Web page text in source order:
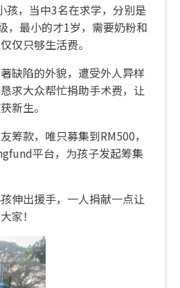
孩，当中3名在求学，分别是
，最小的才1岁，需要奶粉和
仅只够生活费。
缺陷的外貌，遭受外人异样
求大众帮忙捐助手术费，让
新生。
筹款，唯只募集到RM500，
平台，为孩子发起筹集
伸出援手，一人捐献一点让
家！